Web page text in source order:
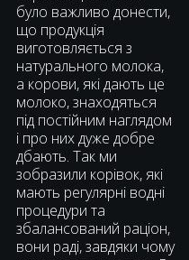
було важливо донести,
що продукція
виготовляється з
натурального молока,
а корови, які дають це
молоко, знаходяться
під постійним наглядом
і про них дуже добре
дбають. Так ми
зобразили корівок, які
мають регулярні водні
процедури та
збалансований раціон,
вони раді, завдяки чому